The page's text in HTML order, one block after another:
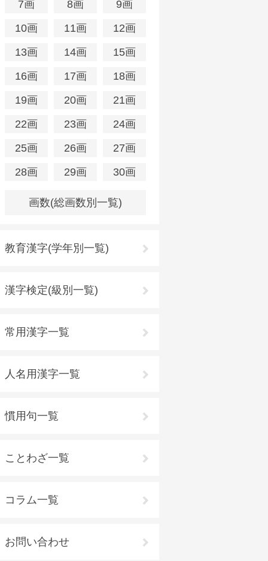
7画
8画
9画
10画
11画
12画
13画
14画
15画
16画
17画
18画
19画
20画
21画
22画
23画
24画
25画
26画
27画
28画
29画 30画
画数(総画数別一覧)
教育漢字(学年別一覧)
漢字検定(級別一覧)
常用漢字一覧
人名用漢字一覧
慣用句一覧
ことわざ一覧
コラム一覧
お問い合わせ